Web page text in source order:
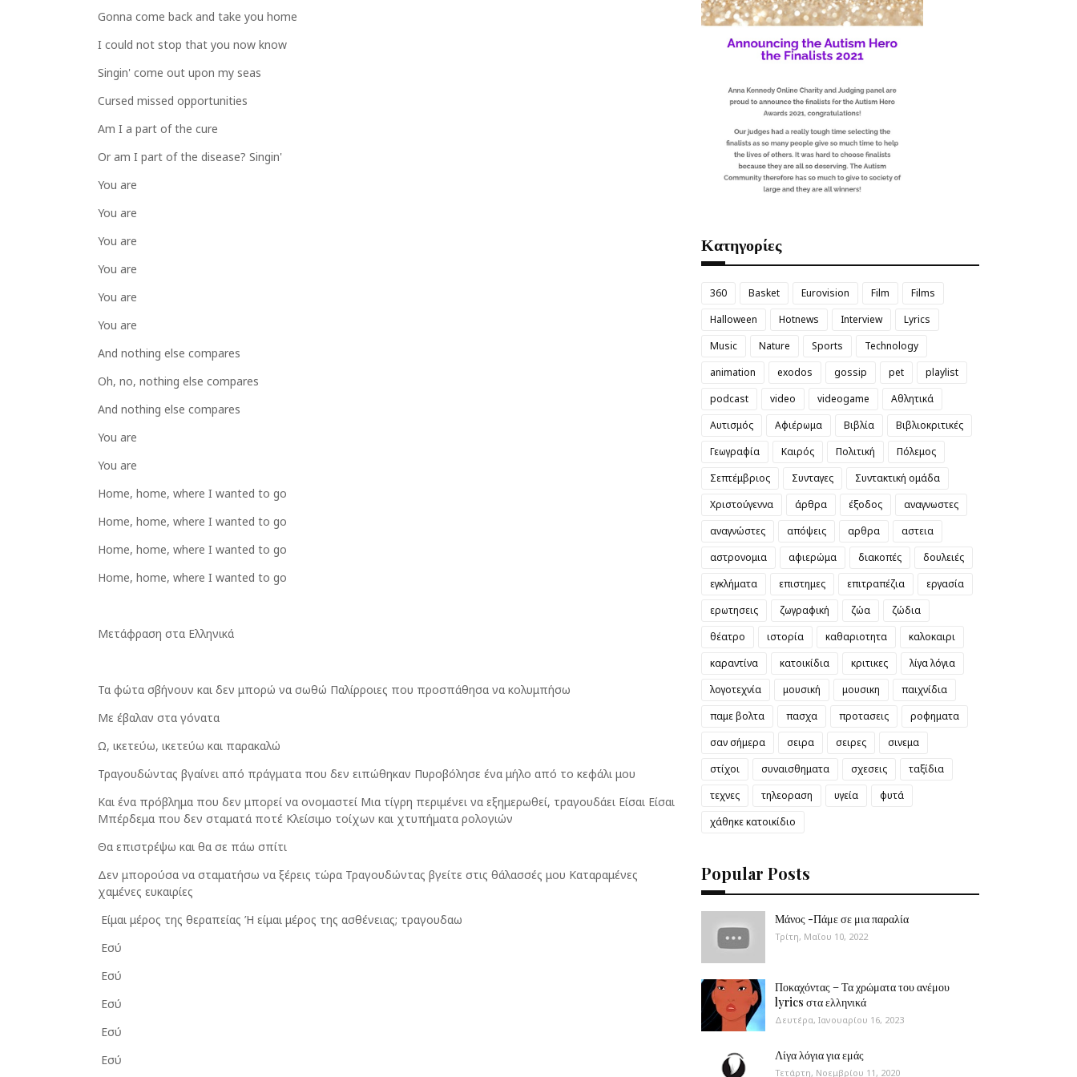
Gonna come back and take you home
I could not stop that you now know
Singin' come out upon my seas
Cursed missed opportunities
Am I a part of the cure
Or am I part of the disease? Singin'
You are
You are
You are
You are
You are
You are
And nothing else compares
Oh, no, nothing else compares
And nothing else compares
You are
You are
Home, home, where I wanted to go
Home, home, where I wanted to go
Home, home, where I wanted to go
Home, home, where I wanted to go
Μετάφραση στα Ελληνικά
Τα φώτα σβήνουν και δεν μπορώ να σωθώ Παλίρροιες που προσπάθησα να κολυμπήσω
Με έβαλαν στα γόνατα
Ω, ικετεύω, ικετεύω και παρακαλώ
Τραγουδώντας βγαίνει από πράγματα που δεν ειπώθηκαν Πυροβόλησε ένα μήλο από το κεφάλι μου
Και ένα πρόβλημα που δεν μπορεί να ονομαστεί Μια τίγρη περιμένει να εξημερωθεί, τραγουδάει Είσαι Είσαι
Μπέρδεμα που δεν σταματά ποτέ Κλείσιμο τοίχων και χτυπήματα ρολογιών
Θα επιστρέψω και θα σε πάω σπίτι
Δεν μπορούσα να σταματήσω να ξέρεις τώρα Τραγουδώντας βγείτε στις θάλασσές μου Καταραμένες
χαμένες ευκαιρίες
Είμαι μέρος της θεραπείας Ή είμαι μέρος της ασθένειας; τραγουδαω
Εσύ
Εσύ
Εσύ
Εσύ
Εσύ
Κατηγορίες
360 Basket Eurovision Film
Films
Halloween
Hotnews Interview
Lyrics
Music
Nature Sports
Technology
animation
exodos gossip pet
playlist
podcast
video videogame
Αθλητικά
Αυτισμός
Αφιέρωμα Βιβλία
Βιβλιοκριτικές
Γεωγραφία
Καιρός Πολιτική
Πόλεμος
Σεπτέμβριος
Συνταγες
Συντακτική ομάδα
Χριστούγεννα
άρθρα έξοδος
αναγνωστες
αναγνώστες
απόψεις αρθρα
αστεια
αστρονομια
αφιερώμα διακοπές
δουλειές
εγκλήματα
επιστημες επιτραπέζια
εργασία
ερωτησεις
ζωγραφική ζώα
ζώδια
θέατρο
ιστορία καθαριοτητα
καλοκαιρι
καραντίνα
κατοικίδια κριτικες
λίγα λόγια
λογοτεχνία
μουσική μουσικη
παιχνίδια
παμε βολτα
πασχα προτασεις
ροφηματα
σαν σήμερα
σειρα σειρες
σινεμα
στίχοι
συναισθηματα σχεσεις
ταξίδια
τεχνες
τηλεοραση υγεία
φυτά
χάθηκε κατοικίδιο
Popular Posts
Μάνος -Πάμε σε μια παραλία
Τρίτη, Μαΐου 10, 2022
Ποκαχόντας – Τα χρώματα του ανέμου
lyrics στα ελληνικά
Δευτέρα, Ιανουαρίου 16, 2023
Λίγα λόγια για εμάς
Τετάρτη, Νοεμβρίου 11, 2020